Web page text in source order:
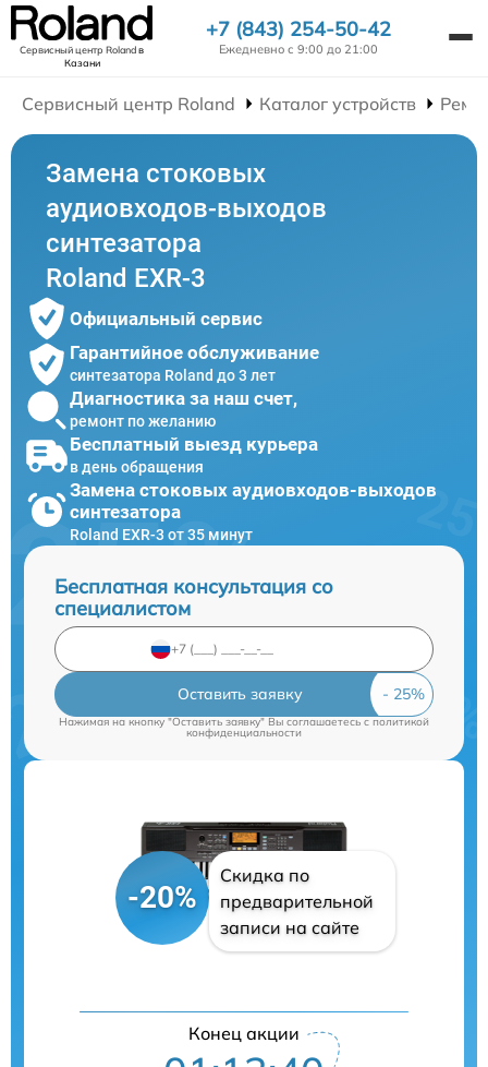
Сервисный центр Rolandв
Казани
+7 (843) 254-50-42
Ежедневно с 9:00 до 21:00
Сервисный центр Roland Каталог устройств
Замена стоковых
аудиовходов-выходов
синтезатора
Roland EXR-3
Официальный сервис
Гарантийное обслуживание
синтезатора Roland до 3 лет
Диагностика за наш счет,
ремонт по желанию
Бесплатный выезд курьера
в день обращения
Замена стоковых аудиовходов-выходов
синтезатора
Roland EXR-3 от 35 минут
Бесплатная консультация со
специалистом
Оставить заявку
Нажимая на кнопку "Оставить заявку" Вы соглашаетесь cполитикой
конфиденциальности
-20%
Скидка по
предварительной
записи на сайте
Конец акции